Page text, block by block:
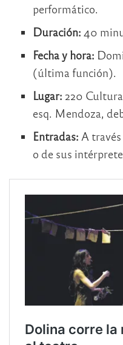
performático.
Duración: 40
Fecha y hora:
(última función).
Lugar: 220
esq. Mendoza,
Entradas: A
o de sus